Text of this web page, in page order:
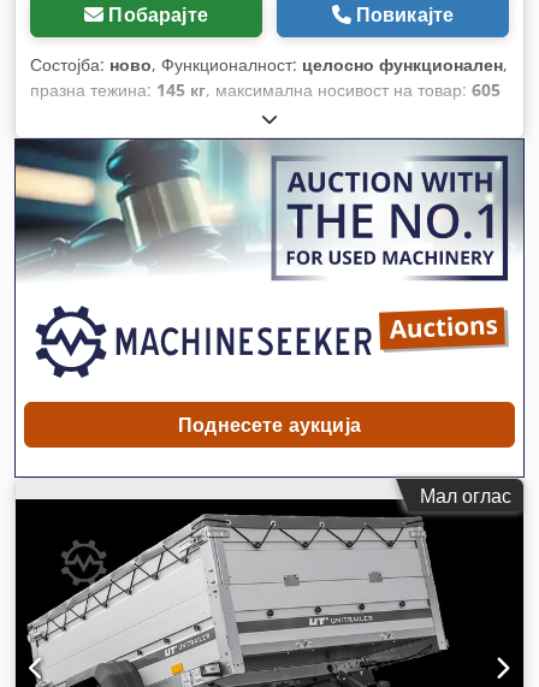
Побарајте Повикајте
Состојба: ново, Функционалност: целосно функционален,
празна тежина: 145 кг, максимална носивост на товар: 605
, должина на товарниот простор:
2.304 мм, ширина на товарниот простор:1.256 мм, висина
на просторот за товарење:
1.100 мм, вкупна должина:3.204
мм, вкупна ширина:1.685 мм , вкупна висина:1.580 мм
големина на гумата: 155/70 R13, боја: сиво
, сопирачка на
приколка:приколица без сопирачки
, Година на изградба:
2026,
Поднесете аукција
Мал оглас